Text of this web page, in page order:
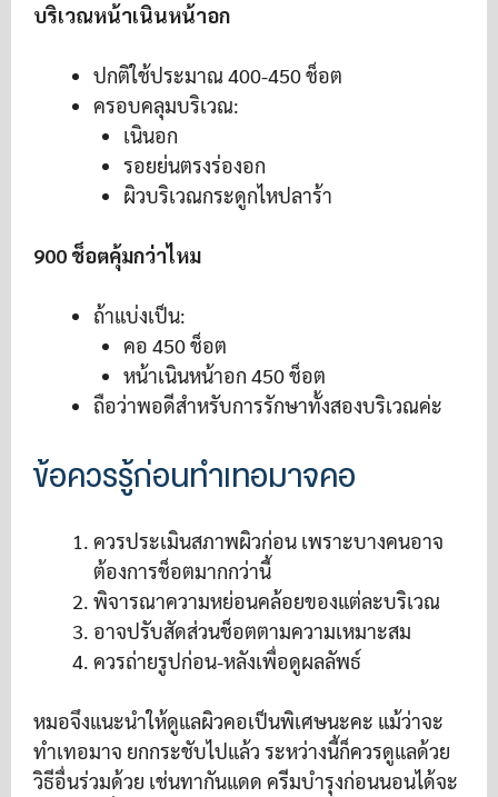
บริเวณหน้าเนินหน้าอก
ปกติใช้ประมาณ 400-450 ช็อต
ครอบคลุมบริเวณ:
เนินอก
รอยย่นตรงร่องอก
ผิวบริเวณกระดูกไหปลาร้า
900 ช็อตคุ้มกว่าไหม
ถ้าแบ่งเป็น:
คอ 450 ช็อต
หน้าเนินหน้าอก 450 ช็อต
ถือว่าพอดีสำหรับการรักษาทั้งสองบริเวณค่ะ
ข้อควรรู้ก่อนทำเทอมาจคอ
ควรประเมินสภาพผิวก่อน เพราะบางคนอาจ
ต้องการช็อตมากกว่านี้
พิจารณาความหย่อนคล้อยของแต่ละบริเวณ
อาจปรับสัดส่วนช็อตตามความเหมาะสม
ควรถ่ายรูปก่อน-หลังเพื่อดูผลลัพธ์
หมอจึงแนะนำให้ดูแลผิวคอเป็นพิเศษนะคะ แม้ว่าจะ
ทำเทอมาจ ยกกระชับไปแล้ว ระหว่างนี้ก็ควรดูแลด้วย
วิธีอื่นร่วมด้วย เช่นทากันแดด ครีมบำรุงก่อนนอนได้จะ